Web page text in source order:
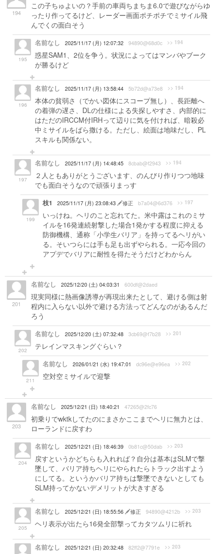
194
この子ちゅよいの？手前の車両ちまちま6.0で遊びながらゆ
ったり作ってるけど、レーダー画面ポチポチでミサイル飛
んでくの面白そう
195
名前なし 2025/11/17 (月) 12:07:32 94890@68d0c >> 194
惑星SAM1、2位を争う。状況によってはマンバやブーク
が勝るけど
196
名前なし 2025/11/17 (月) 13:58:44 5b72d@a73e8 >> 194
本体の貧弱さ（でかい図体にスコープ無し）、長距離へ
の着弾の遅さ、DLの仕様による失探しやすさ、内部的に
はただのIRCCM付IRHって辺りに気を付ければ、暗殺必
中ミサイルをばら撒ける。ただし、絵面は地味だし、PL
スキルも関係ない。
197
名前なし 2025/11/17 (月) 14:48:45 8cbab@f2943 >> 194
２人ともありがとうございます、のんびり作りつつ地味
でも面白そうなので頑張りまっす
199
枝1 2025/11/17 (月) 23:08:43 修正 b7a04@6d376 >> 197
いっけね。ヘリのこと忘れてた。米中露はこれのミサ
イルを16発連続射撃した場合1発かする程度に抑える
防御機構、通称「小学生バリア」を持ってるヘリがい
る。そいつらには手も足も出ずやられる。一応今回の
アプデでバリアに耐性を得たそうだけどわからん
201
名前なし 2025/12/20 (土) 04:03:31 600df@2daed
現実同様に熱画像誘導が再現出来たとして、避ける側は射
程内に入らない以外で避ける方法ってどんなのがあるんだ
ろう
202
名前なし 2025/12/20 (土) 07:32:48 3cb69@f7b28 >> 201
テレインマスキングぐらい？
211
名前なし 2026/01/21 (水) 19:47:01 dc96e@e96ea >> 202
空対空ミサイルで迎撃
203
名前なし 2025/12/21 (日) 18:40:21 47265@2fc76
初乗りでwktkしてたのにまさかここまでヘリに無力とは、
ローランドに戻すわ
204
名前なし 2025/12/21 (日) 18:46:39 0b81c@50dab >> 203
戻すというかどちらも入れれば？自分は基本はSLMで撃
墜して、バリア持ちヘリにやられたらトラック出すよう
にしてる。というかバリア持ちは撃墜できないとしても
SLM持ってかないデメリットが大きすぎる
205
名前なし 2025/12/21 (日) 18:55:56 修正 94890@4212b >> 203
ヘリ表示が出たら16発全部撃ってカタツムリに祈れ
名前なし 2025/12/21 (日) 20:32:48 82ff2@7791e >> 203